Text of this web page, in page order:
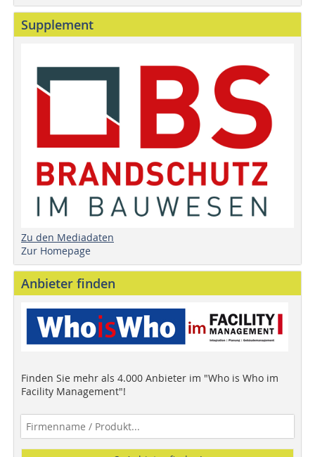
Supplement
Zu den Mediadaten
Zur Homepage
Anbieter finden
Finden Sie mehr als 4.000 Anbieter im "Who is Who im
Facility Management"!